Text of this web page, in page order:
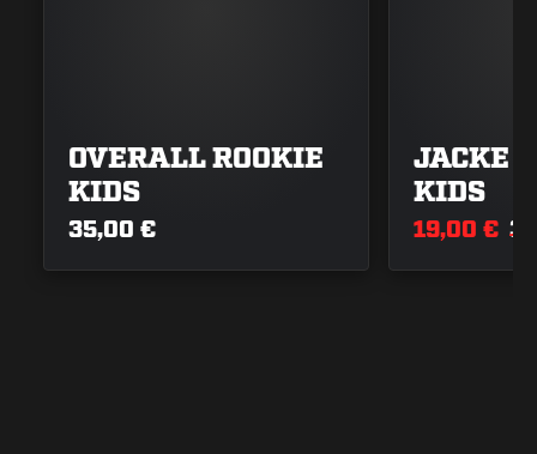
OVERALL ROOKIE
KIDS
35,00 €
JACKE
KIDS
19,00 €